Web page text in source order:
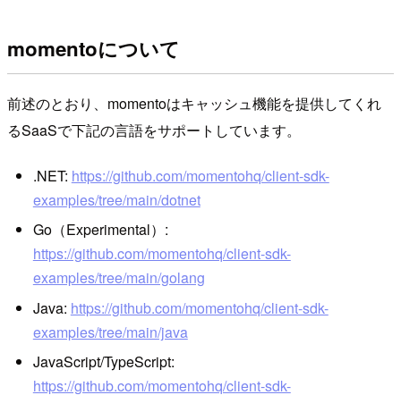
momentoについて
前述のとおり、momentoはキャッシュ機能を提供してくれ
るSaaSで下記の言語をサポートしています。
.NET: https://github.com/momentohq/client-sdk-
examples/tree/main/dotnet
Go（Experimental）:
https://github.com/momentohq/client-sdk-
examples/tree/main/golang
Java: https://github.com/momentohq/client-sdk-
examples/tree/main/java
JavaScript/TypeScript:
https://github.com/momentohq/client-sdk-